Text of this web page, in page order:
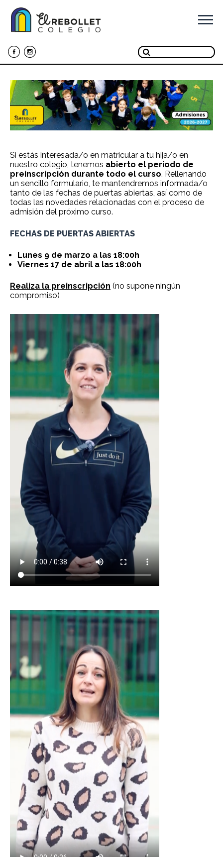
Si estás interesada/o en matricular a tu hija/o en
nuestro colegio, tenemos abierto el periodo de
preinscripción durante todo el curso. Rellenando
un sencillo formulario, te mantendremos informada/o
tanto de las fechas de puertas abiertas, así como de
todas las novedades relacionadas con el proceso de
admisión del próximo curso.
FECHAS DE PUERTAS ABIERTAS
Lunes 9 de marzo a las 18:00h
Viernes 17 de abril a las 18:00h
Realiza la preinscripción (no supone ningún
compromiso)